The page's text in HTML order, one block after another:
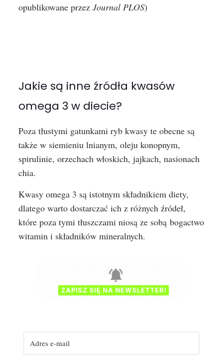
opublikowane przez Journal PLOS)
Jakie są inne źródła kwasów
omega 3 w diecie?
Poza tłustymi gatunkami ryb kwasy te obecne są
także w siemieniu lnianym, oleju konopnym,
spirulinie, orzechach włoskich, jajkach, nasionach
chia.
Kwasy omega 3 są istotnym składnikiem diety,
dlatego warto dostarczać ich z różnych źródeł,
które poza tymi tłuszczami niosą ze sobą bogactwo
witamin i składników mineralnych.